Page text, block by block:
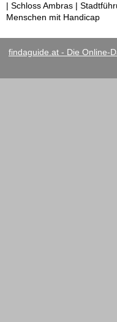
| Schloss Ambras |
Menschen mit Handicap
findaguide.at - Die Online-